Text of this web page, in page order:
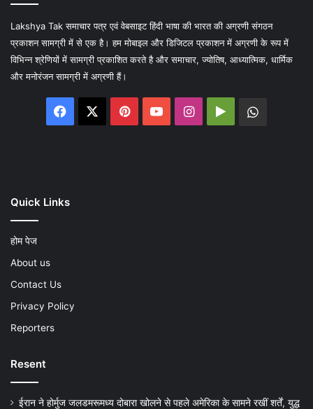
Lakshya Tak समाचार पत्र एवं वेबसाइट हिंदी भाषा की भारत की अग्रणी संगठन
प्रकाशन सामग्री में से एक है। हम मोबाइल और डिजिटल प्रकाशन में अग्रणी के रूप में
विभिन्न श्रेणियों में सामग्री प्रकाशित करते है और समाचार, ज्योतिष, आध्यात्मिक, धार्मिक
और मनोरंजन सामग्री में अग्रणी हैं।
Facebook PinterestYouTubeInstagram
Google
Quick Links
होम पेज
About us
Contact Us
Privacy Policy
Reporters
Resent
ईरान ने होर्मुज जलडमरूमध्य दोबारा खोलने से पहले अमेरिका के सामने रखीं शर्तें, युद्ध